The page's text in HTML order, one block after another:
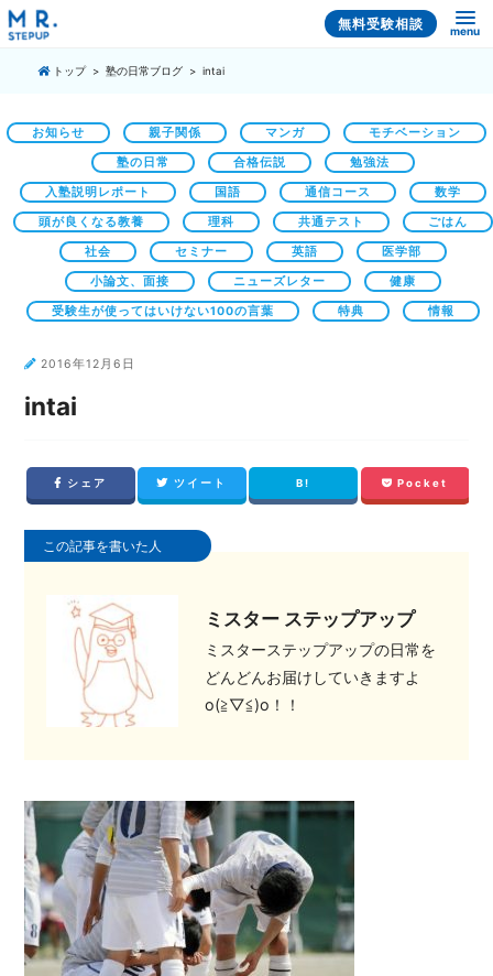
無料受験相談 menu
トップ 塾の日常ブログ intai
お知らせ 親子関係 マンガ モチベーション
塾の日常 合格伝説 勉強法
入塾説明レポート 国語 通信コース 数学
頭が良くなる教養 理科 共通テスト ごはん
社会 セミナー 英語 医学部
小論文、面接 ニューズレター 健康
受験生が使ってはいけない100の言葉 特典 情報
2016年12月6日
intai
シェア ツイート B! Pocket
この記事を書いた人
ミスター ステップアップ
ミスターステップアップの日常を
どんどんお届けしていきますよ
o(≧▽≦)o！！